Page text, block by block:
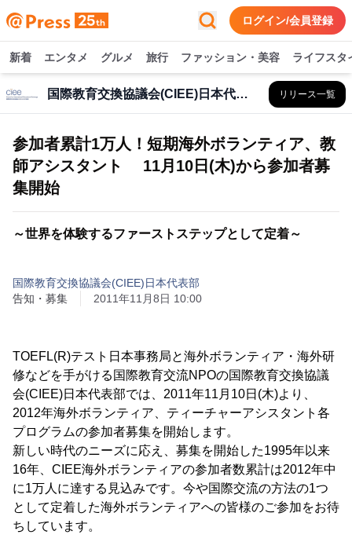
ログイン/会員登録
新着 エンタメ グルメ 旅行 ファッション・美容 ライフスタ
国際教育交換協議会(CIEE)日本代表部 リリース一覧
参加者累計1万人！短期海外ボランティア、教
師アシスタント 11月10日(木)から参加者募
集開始
～世界を体験するファーストステップとして定着～
国際教育交換協議会(CIEE)日本代表部
告知・募集
2011年11月8日 10:00
TOEFL(R)テスト日本事務局と海外ボランティア・海外研
修などを手がける国際教育交流NPOの国際教育交換協議
会(CIEE)日本代表部では、2011年11月10日(木)より、
2012年海外ボランティア、ティーチャーアシスタント各
プログラムの参加者募集を開始します。
新しい時代のニーズに応え、募集を開始した1995年以来
16年、CIEE海外ボランティアの参加者数累計は2012年中
に1万人に達する見込みです。今や国際交流の方法の1つ
として定着した海外ボランティアへの皆様のご参加をお待
ちしています。